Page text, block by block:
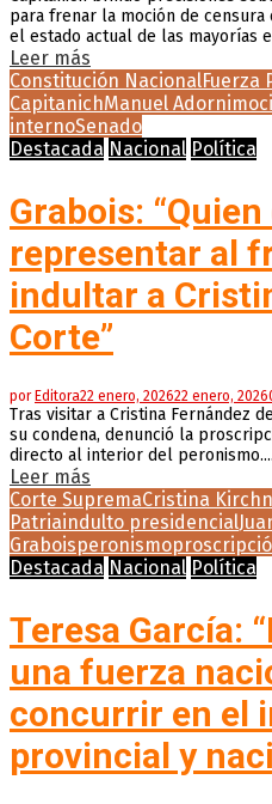
para frenar la moción de
el estado actual de las mayorías
Leer más
Constitución NacionalFuerza
CapitanichManuel Adorni
internoSenado
Destacada Nacional Política
Grabois:
representar al
indultar a
Corte”
por Editora22 enero, 202622 enero, 2026
Tras visitar a Cristina Fernández
su condena, denunció la
directo al interior del peronismo....
Leer más
Corte SupremaCristina
Patriaindulto presidencial
Graboisperonismo
Destacada Nacional Política
Teresa García:
una fuerza
concurrir en el
provincial y